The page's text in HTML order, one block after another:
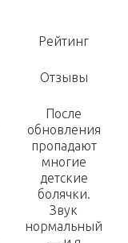
Рейтинг
Отзывы
После
обновления
пропадают
многие
детские
болячки.
Звук
нормальный